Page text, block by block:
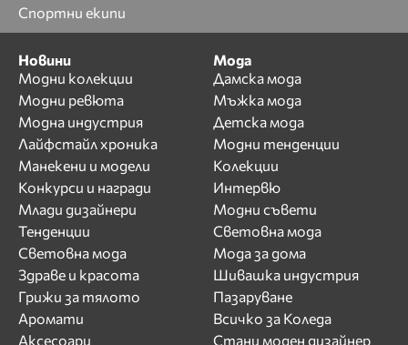
Спортни екипи
Новини
Модни колекции
Модни ревюта
Модна индустрия
Лайфстайл хроника
Манекени и модели
Конкурси и награди
Млади дизайнери
Тенденции
Световна мода
Здраве и красота
Грижи за тялото
Аромати
Аксесоари
Мода
Дамска мода
Мъжка мода
Детска мода
Модни тенденции
Колекции
Интервю
Модни съвети
Световна мода
Мода за дома
Шивашка индустрия
Пазаруване
Всичко за Коледа
Стани моден дизайнер